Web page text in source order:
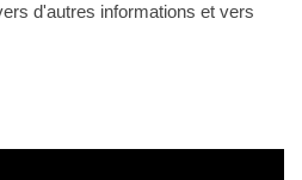
d'autres informations et vers